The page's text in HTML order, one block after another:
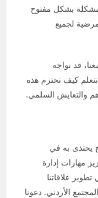
بشكل مفتوح
لجميع
قد نواجه
نتعلم كيف نحترم هذه
والتعايش السلمي.
يحتذى به في
مهارات إدارة
علاقاتنا
الأردني. دعونا